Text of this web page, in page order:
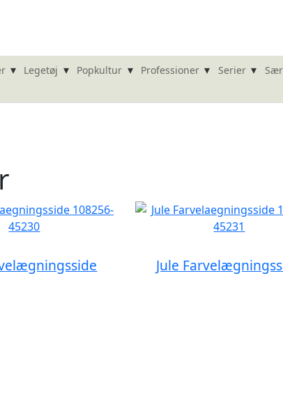
▾ Legetøj ▾ Popkultur ▾ Professioner ▾ Serier ▾
Jule